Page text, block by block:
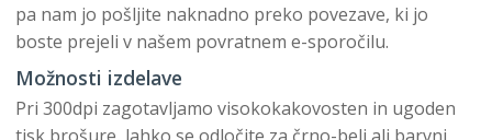
pa nam jo pošljite naknadno preko povezave, ki jo
boste prejeli v našem povratnem e-sporočilu.
Možnosti izdelave
Pri 300dpi zagotavljamo visokokakovosten in ugoden